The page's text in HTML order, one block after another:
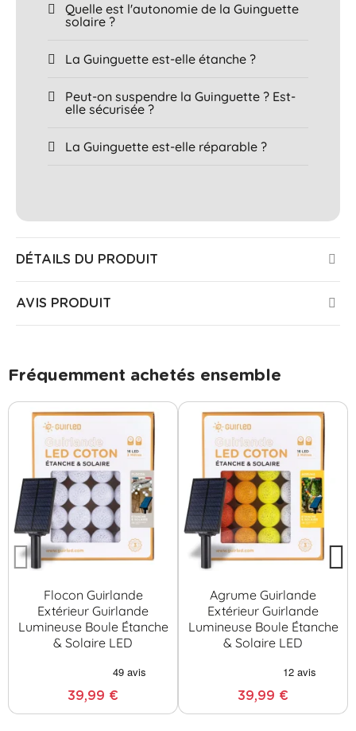
Quelle est l'autonomie de la Guinguette
solaire ?
La Guinguette est-elle étanche ?
Peut-on suspendre la Guinguette ? Est-
elle sécurisée ?
La Guinguette est-elle réparable ?
DÉTAILS DU PRODUIT
AVIS PRODUIT
Fréquemment achetés ensemble
Flocon Guirlande
Extérieur Guirlande
Lumineuse Boule Étanche
& Solaire LED
39,99 €
Agrume Guirlande
Extérieur Guirlande
Lumineuse Boule Étanche
& Solaire LED
39,99 €